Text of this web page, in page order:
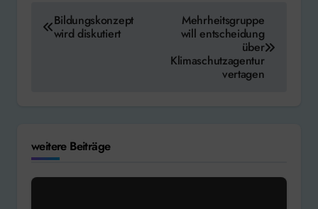
Beitragsnavigation
Bildungskonzept
wird diskutiert
Mehrheitsgruppe
will entscheidung
über
Klimaschutzagentur
vertagen
weitere Beiträge